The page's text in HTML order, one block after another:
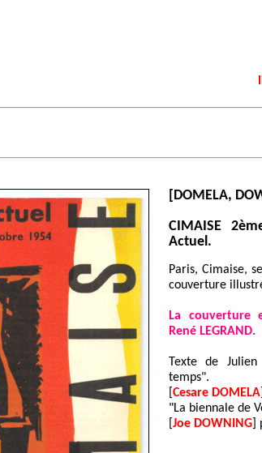
[DOMELA,
CIMAISE
Actuel.
Paris, Cimaise,
couverture
La couverture
René LEGRAND.
Texte de
temps".
Cesare DOMELA
"La biennale de
Joe DOWNING